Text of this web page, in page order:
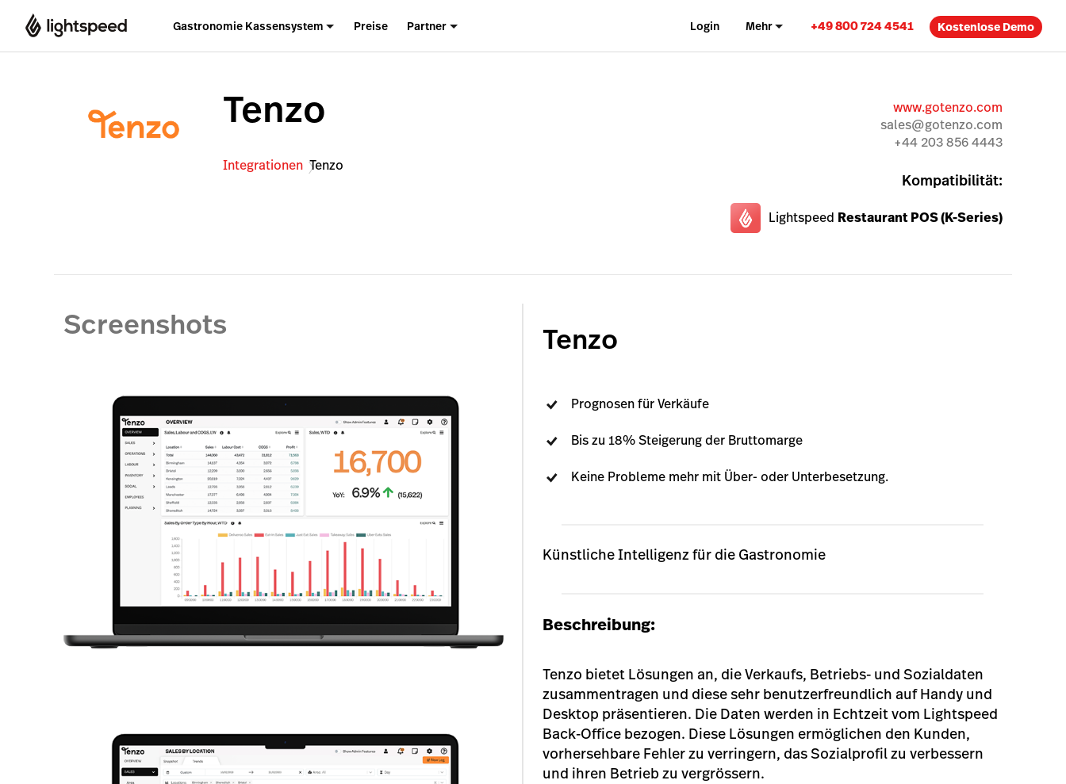
Gastronomie Kassensystem Preise Partner Login Mehr +49 800 724 4541 Kostenlose Demo
Tenzo
Integrationen Tenzo
www.gotenzo.com
sales@gotenzo.com
+44 203 856 4443
Kompatibilität:
Lightspeed Restaurant POS (K-Series)
Screenshots Tenzo
Prognosen für Verkäufe
Bis zu 18% Steigerung der Bruttomarge
Keine Probleme mehr mit Über- oder Unterbesetzung.
Künstliche Intelligenz für die Gastronomie
Beschreibung:
Tenzo bietet Lösungen an, die Verkaufs, Betriebs- und Sozialdaten
zusammentragen und diese sehr benutzerfreundlich auf Handy und
Desktop präsentieren. Die Daten werden in Echtzeit vom Lightspeed
Back-Office bezogen. Diese Lösungen ermöglichen den Kunden,
vorhersehbare Fehler zu verringern, das Sozialprofil zu verbessern
und ihren Betrieb zu vergrössern.